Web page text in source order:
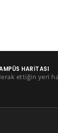
HARITASI
ettiğin yeri